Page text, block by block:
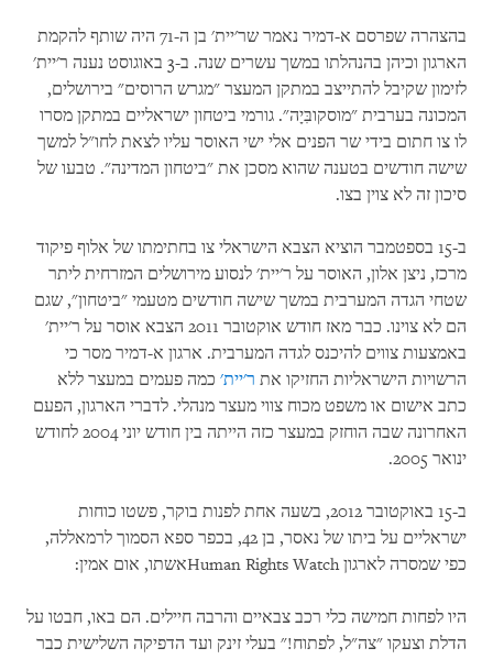
בהצהרה שפרסם א-דמיר נאמר שר'יית' בן ה-71 היה שותף להקמת
הארגון וכיהן בהנהלתו במשך עשרים שנה. ב-3 באוגוסט נענה ר'יית'
לזימון שקיבל להתייצב במתקן המעצר "מגרש הרוסים" בירושלים,
המכונה בערבית "מוסקובִּיָה". גורמי ביטחון ישראליים במתקן מסרו
לו צו חתום בידי שר הפנים אלי ישי האוסר עליו לצאת לחו"ל למשך
שישה חודשים בטענה שהוא מסכן את "ביטחון המדינה". טבעו של
סיכון זה לא צוין בצו.
ב-15 בספטמבר הוציא הצבא הישראלי צו בחתימתו של אלוף פיקוד
מרכז, ניצן אלון, האוסר על ר'יית' לנסוע מירושלים המזרחית ליתר
שטחי הגדה המערבית במשך שישה חודשים מטעמי "ביטחון", שגם
הם לא צוינו. כבר מאז חודש אוקטובר 2011 הצבא אוסר על ר'יית'
באמצעות צווים להיכנס לגדה המערבית. ארגון א-דמיר מסר כי
הרשויות הישראליות החזיקו את ר'יית' כמה פעמים במעצר ללא
כתב אישום או משפט מכוח צווי מעצר מנהלי. לדברי הארגון, הפעם
האחרונה שבה הוחזק במעצר כזה הייתה בין חודש יוני 2004 לחודש
ינואר 2005.
ב-15 באוקטובר 2012, בשעה אחת לפנות בוקר, פשטו כוחות
ישראליים על ביתו של נאסר, בן 42, בכפר ספא הסמוך לרמאללה,
כפי שמסרה לארגוןHuman Rights Watchאשתו, אום אמין:
היו לפחות חמישה כלי רכב צבאיים והרבה חיילים. הם באו, חבטו על
הדלת וצעקו "צה"ל, לפתוח!" בעלי זינק ועד הדפיקה השלישית כבר